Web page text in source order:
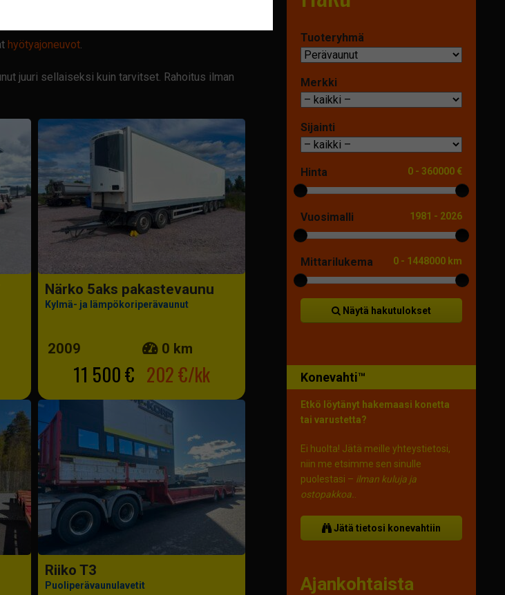
hyötyajoneuvot.
juuri sellaiseksi kuin tarvitset. Rahoitus ilman
Närko 5aks pakastevaunu
Kylmä- ja lämpökoriperävaunut
2009 0 km
11 500 € 202 €/kk
Riiko T3
Puoliperävaunulavetit
Tuoteryhmä
Merkki
Sijainti
0 -360000 €
Hinta
1981 - 2026
Vuosimalli
0 - 1448000 km
Mittarilukema
Näytä hakutulokset
Konevahti™
Etkö löytänyt hakemaasi konetta
tai varustetta?
Ei huolta! Jätä meille yhteystietosi,
niin me etsimme sen sinulle
puolestasi – ilman kuluja ja
ostopakkoa.
Jätä tietosi konevahtiin
Ajankohtaista